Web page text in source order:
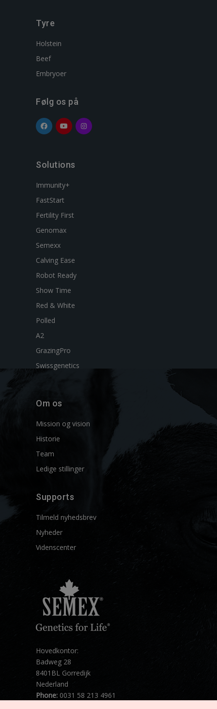
Tyre
Holstein
Beef
Embryoer
Følg os på
Solutions
Immunity+
FastStart
Fertility First
Genomax
Semexx
Calving Ease
Robot Ready
Show Time
Red & White
Polled
A2
GrazingPro
Swissgenetics
Om os
Mission og vision
Historie
Team
Ledige stillinger
Supports
Tilmeld nyhedsbrev
Nyheder
Videnscenter
Hovedkontor:
Badweg 28
8401BL Gorredijk
Nederland
Phone: 0031 58 213 4961